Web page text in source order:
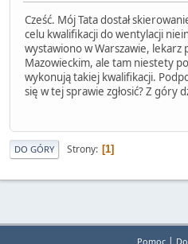
Cześć. Mój Tata dostał
celu kwalifikacji do wentylacji
wystawiono w Warszawie, lekarz
Mazowieckim, ale tam niestety
wykonują takiej kwalifikacji.
się w tej sprawie zgłosić? Z góry
DO GÓRY Strony 1
Pomoc|